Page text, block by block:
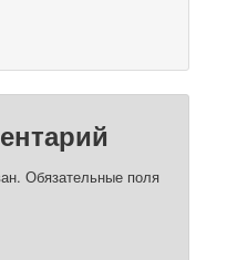
Обязательные поля